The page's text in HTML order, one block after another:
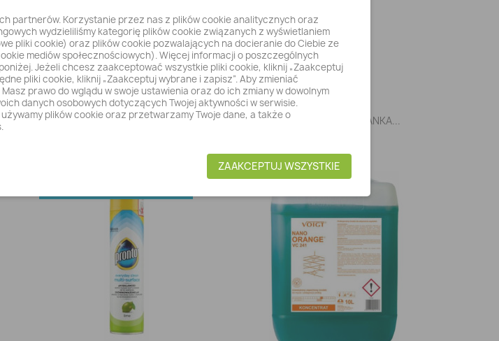
Szybki podgląd
PRONTO Sprey Do Mebli...  Szybki podgląd
PRONTO DO MEBLI PIANKA...
partnerów. Korzystanie przez nas z plików cookie analitycznych oraz
wydzieliliśmy kategorię plików cookie związanych z wyświetlaniem
pliki cookie) oraz plików cookie pozwalających na docieranie do Ciebie ze
mediów społecznościowych). Więcej informacji o poszczególnych
Jeżeli chcesz zaakceptować wszystkie pliki cookie, kliknij „Zaakceptuj
pliki cookie, kliknij „Zaakceptuj wybrane i zapisz”. Aby zmieniać
prawo do wglądu w swoje ustawienia oraz do ich zmiany w dowolnym
danych osobowych dotyczących Twojej aktywności w serwisie.
plików cookie oraz przetwarzamy Twoje dane, a także o
ZAAKCEPTUJ WSZYSTKIE